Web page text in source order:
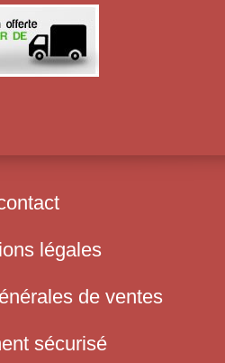
légales
de ventes
sécurisé